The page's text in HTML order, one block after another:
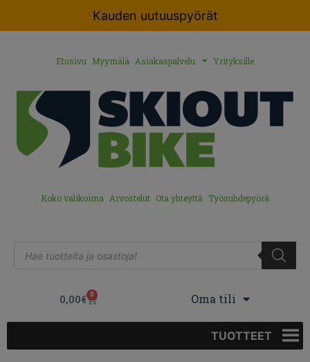
Kauden uutuuspyörät
Etusivu Myymälä Asiakaspalvelu Yrityksille
Koko valikoima Arvostelut Ota yhteyttä Työsuhdepyörä
0,00€ 0 Oma tili
TUOTTEET